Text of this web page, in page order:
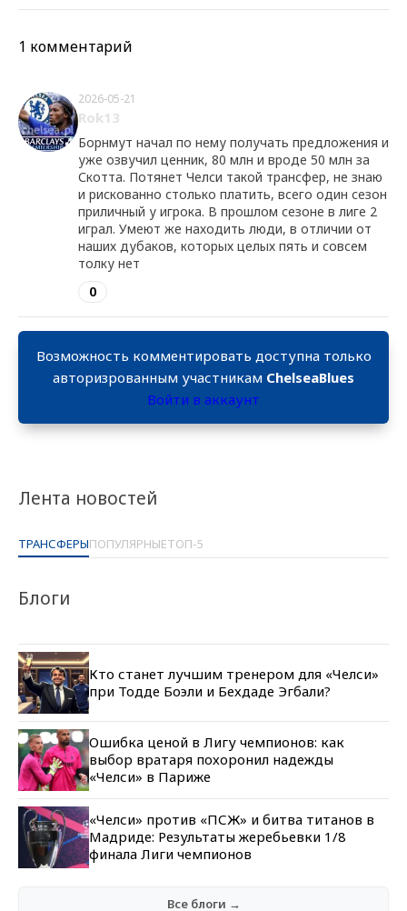
Лента новостей
ТРАНСФЕРЫПОПУЛЯРНЫЕТОП-5
Блоги
Кто станет лучшим тренером для «Челси»
при Тодде Боэли и Бехдаде Эгбали?
Ошибка ценой в Лигу чемпионов: как
выбор вратаря похоронил надежды
«Челси» в Париже
«Челси» против «ПСЖ» и битва титанов в
Мадриде: Результаты жеребьевки 1/8
финала Лиги чемпионов
Все блоги →
1 комментарий
2026-05-21
Rok13
Борнмут начал по нему получать предложения и
уже озвучил ценник, 80 млн и вроде 50 млн за
Скотта. Потянет Челси такой трансфер, не знаю
и рискованно столько платить, всего один сезон
приличный у игрока. В прошлом сезоне в лиге 2
играл. Умеют же находить люди, в отличии от
наших дубаков, которых целых пять и совсем
толку нет
0
Возможность комментировать доступна только
авторизрованным участникам ChelseaBlues
Войти в аккаунт